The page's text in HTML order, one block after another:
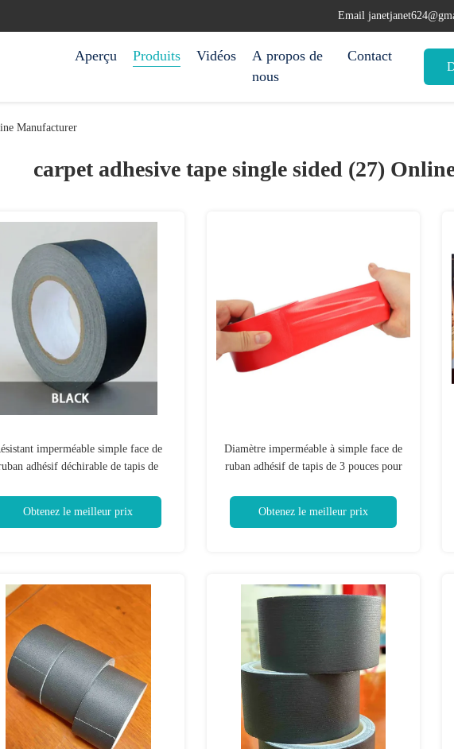
Email
Aperçu Produits Vidéos
A propos de
nous
Contact
Manufacturer
carpet adhesive tape single sided (27)
imperméable simple face de
adhésif déchirable de tapis de
Obtenez le meilleur prix
Diamètre imperméable à simple face de
ruban adhésif de tapis de 3 pouces pour
Obtenez le meilleur prix